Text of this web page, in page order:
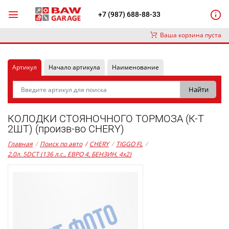
+7 (987) 688-88-33
Ваша корзина пуста
Артикул Начало артикула Наименование
КОЛОДКИ СТОЯНОЧНОГО ТОРМОЗА (К-Т
2ШТ) (произв-во CHERY)
Главная / Поиск по авто / CHERY / TIGGO FL /
2,0л. 5DCT (136 л.с., ЕВРО 4, БЕНЗИН, 4x2)